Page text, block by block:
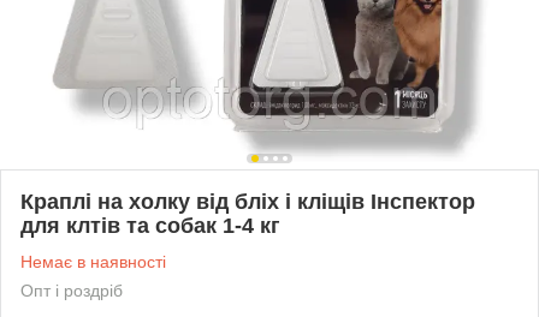
Краплі на холку від бліх і кліщів Інспектор
для клтів та собак 1-4 кг
Немає в наявності
Опт і роздріб